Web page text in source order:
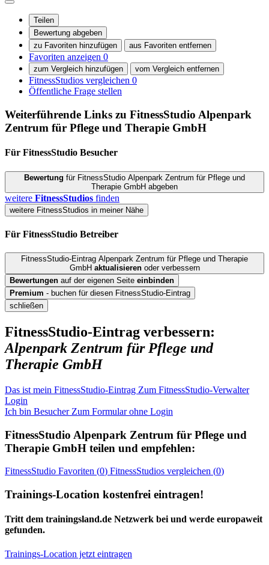
Teilen
Bewertung abgeben
zu Favoriten hinzufügen
aus Favoriten entfernen
Favoriten anzeigen 0
zum Vergleich hinzufügen vom Vergleich entfernen
FitnessStudios vergleichen 0
Öffentliche Frage stellen
Weiterführende Links zu FitnessStudio Alpenpark
Zentrum für Pflege und Therapie GmbH
Für FitnessStudio Besucher
Bewertung für FitnessStudio Alpenpark Zentrum für Pflege und
Therapie GmbH abgeben
weitere FitnessStudios finden
weitere FitnessStudios in meiner Nähe
Für FitnessStudio Betreiber
FitnessStudio-Eintrag Alpenpark Zentrum für Pflege und Therapie
GmbH aktualisierenoder verbessern
Bewertungen auf der eigenen Seite einbinden
Premium - buchen für diesen FitnessStudio-Eintrag
schließen
FitnessStudio-Eintrag verbessern:
Alpenpark Zentrum für Pflege und
Therapie GmbH
Das ist mein FitnessStudio-Eintrag Zum FitnessStudio-Verwalter
Login
Ich bin Besucher Zum Formular ohne Login
FitnessStudio Alpenpark Zentrum für Pflege und
Therapie GmbH teilen und empfehlen:
FitnessStudio Favoriten (0) FitnessStudios vergleichen (0)
Trainings-Location kostenfrei eintragen!
Tritt dem trainingsland.de Netzwerk bei und werde europaweit
gefunden.
Trainings-Location jetzt eintragen